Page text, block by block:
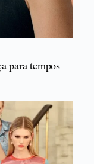
para tempos